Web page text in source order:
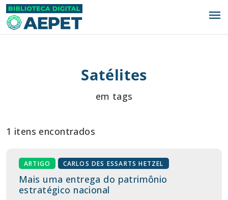
menu
Satélites
em tags
1 itens encontrados
ARTIGO CARLOS DES ESSARTS HETZEL
Mais uma entrega do patrimônio
estratégico nacional